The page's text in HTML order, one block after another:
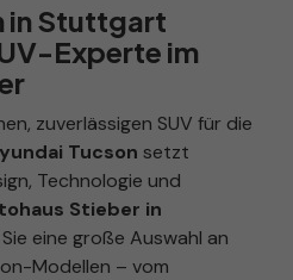
in Stuttgart
Experte im
zuverlässigen SUV für die
Tucson setzt
Technologie und
Stieber in
eine große Auswahl an
Modellen – vom